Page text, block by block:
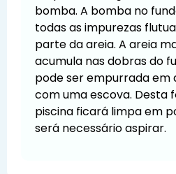
bomba. A bomba no
todas as impurezas
parte da areia. A areia
acumula nas dobras do
pode ser empurrada em
com uma escova. Desta
piscina ficará limpa em
será necessário aspirar.